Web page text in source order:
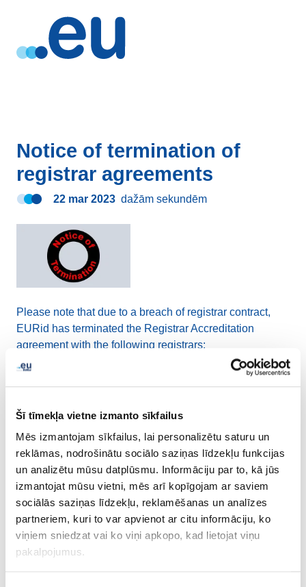
Šī tīmekļa vietne izmanto sīkfailus
Mēs izmantojam sīkfailus, lai personalizētu saturu un
reklāmas, nodrošinātu sociālo saziņas līdzekļu funkcijas
un analizētu mūsu datplūsmu. Informāciju par to, kā jūs
izmantojat mūsu vietni, mēs arī kopīgojam ar saviem
sociālās saziņas līdzekļu, reklamēšanas un analīzes
partneriem, kuri to var apvienot ar citu informāciju, ko
viņiem sniedzat vai ko viņi apkopo, kad lietojat viņu
pakalpojumus.
Notice of termination of
registrar agreements
22 mar 2023 dažām sekundēm
Please note that due to a breach of registrar contract,
EURid has terminated the Registrar Accreditation
agreement with the following registrars:
Should registrants of these registrars have questions
regarding their domain names, then please write to us
viainfo@euird.eu.
koplietot, izmantojot LinkedInTwitterFacebook